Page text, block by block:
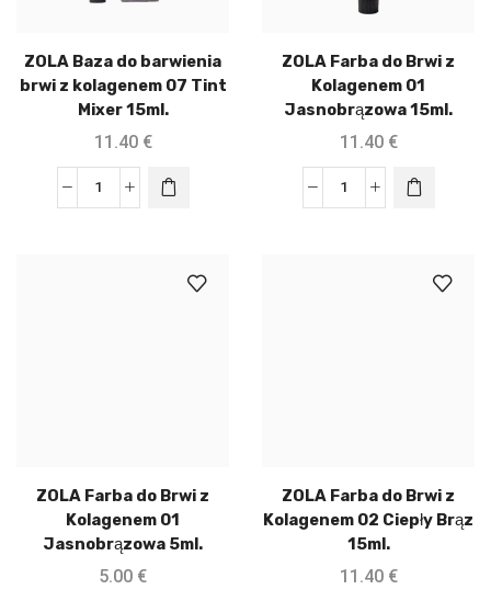
ZOLA Baza do barwienia
brwi z kolagenem 07 Tint
Mixer 15ml.
11.40 €
ZOLA Farba do Brwi z
Kolagenem 01
Jasnobrązowa 15ml.
11.40 €
ZOLA Farba do Brwi z
Kolagenem 01
Jasnobrązowa 5ml.
5.00 €
ZOLA Farba do Brwi z
Kolagenem 02 Ciepły Brąz
15ml.
11.40 €